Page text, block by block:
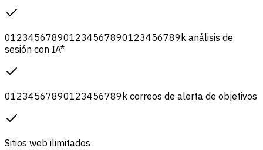
012345678901234567890123456789 k análisis de
sesión con IA*
01234567890123456789 k correos de alerta de objetivos
Sitios web ilimitados